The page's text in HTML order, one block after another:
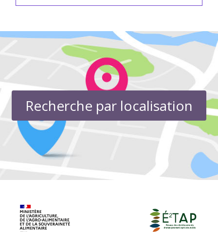
Recherche par localisation